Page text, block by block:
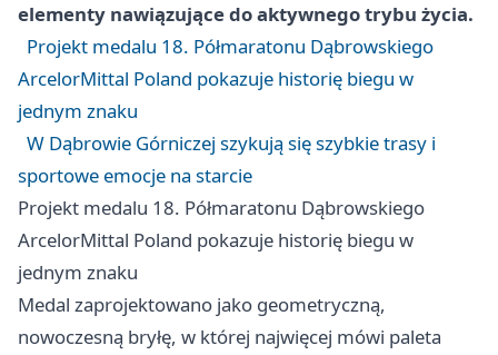
elementy nawiązujące do aktywnego trybu życia.
Projekt medalu 18. Półmaratonu Dąbrowskiego
ArcelorMittal Poland pokazuje historię biegu w
jednym znaku
W Dąbrowie Górniczej szykują się szybkie trasy i
sportowe emocje na starcie
Projekt medalu 18. Półmaratonu Dąbrowskiego
ArcelorMittal Poland pokazuje historię biegu w
jednym znaku
Medal zaprojektowano jako geometryczną,
nowoczesną bryłę, w której najwięcej mówi paleta